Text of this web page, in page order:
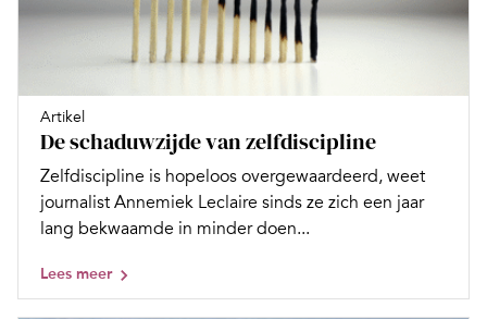
Artikel
De schaduwzijde van zelfdiscipline
Zelfdiscipline is hopeloos overgewaardeerd, weet
journalist Annemiek Leclaire sinds ze zich een jaar
lang bekwaamde in minder doen...
Lees meer